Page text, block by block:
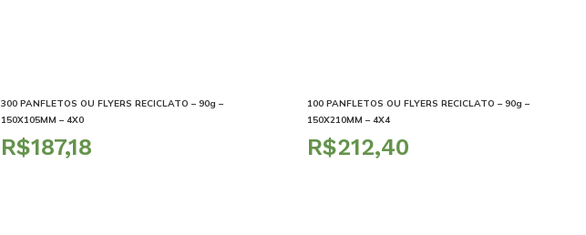
300 PANFLETOS OU FLYERS RECICLATO – 90g –
150X105MM – 4X0
R$
100 PANFLETOS OU FLYERS RECICLATO – 90g –
150X210MM – 4X4
R$